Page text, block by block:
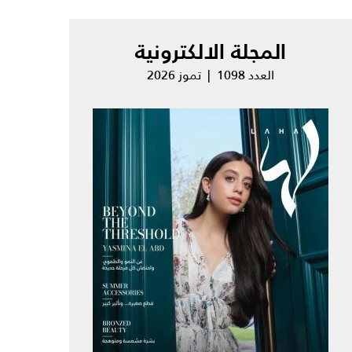
المجلة الالكترونية
العدد 1098 | تموز 2026